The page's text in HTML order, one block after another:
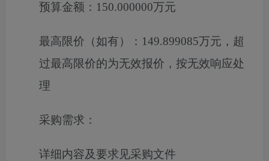
预算金额： 150.000000万元
最高限价（如有）： 149.899085万元，超
过最高限价的为无效报价，按无效响应处
理
采购需求：
详细内容及要求见采购文件